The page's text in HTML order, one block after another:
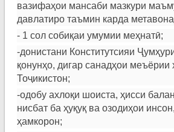
вазифаҳои мансаби мазкури
давлатиро таъмин карда
- 1 сол собиқаи умумии меҳнатӣ;
-донистани Конститутсияи
қонунҳо, дигар санадҳои меъёрии
Тоҷикистон;
-одобу ахлоқи шоиста, ҳисси
нисбат ба ҳуқуқ ва озодиҳои
ҳамкорон;